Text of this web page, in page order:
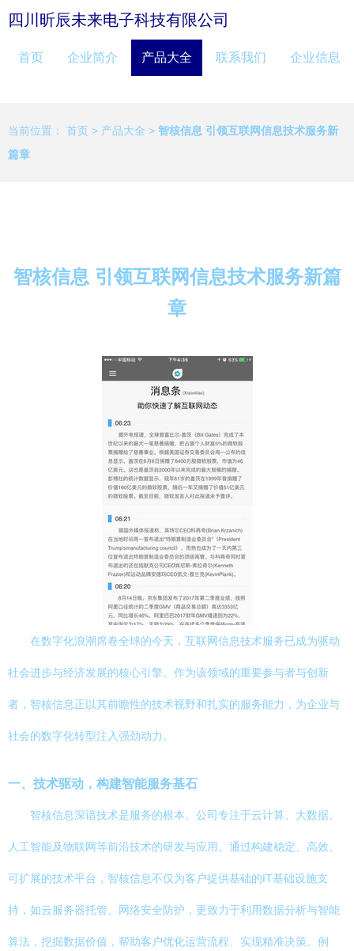
四川昕辰未来电子科技有限公司
首页 企业简介 产品大全 联系我们 企业信息
当前位置： 首页 > 产品大全 > 智核信息 引领互联网信息技术服务新
篇章
智核信息 引领互联网信息技术服务新篇
章
在数字化浪潮席卷全球的今天，互联网信息技术服务已成为驱动
社会进步与经济发展的核心引擎。作为该领域的重要参与者与创新
者，智核信息正以其前瞻性的技术视野和扎实的服务能力，为企业与
社会的数字化转型注入强劲动力。
一、技术驱动，构建智能服务基石
智核信息深谙技术是服务的根本。公司专注于云计算、大数据、
人工智能及物联网等前沿技术的研发与应用。通过构建稳定、高效、
可扩展的技术平台，智核信息不仅为客户提供基础的IT基础设施支
持，如云服务器托管、网络安全防护，更致力于利用数据分析与智能
算法，挖掘数据价值，帮助客户优化运营流程、实现精准决策。例